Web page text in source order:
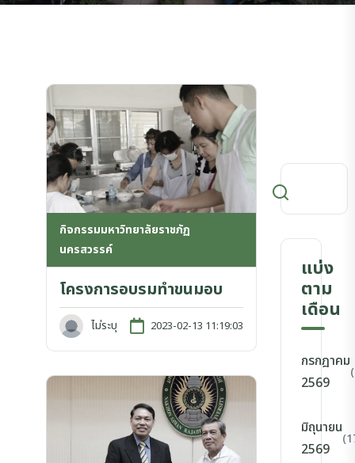
กิจกรรมมหาวิทยาลัยราชภัฏ
นครสวรรค์
โครงการอบรมทำขนมอบ
ไม่ระบุ 2023-02-13 11:19:03
แบ่ง
ตาม
เดือน
กรกฎาคม
2569
มิถุนายน
2569